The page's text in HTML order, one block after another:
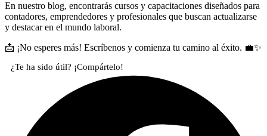
En nuestro blog, encontrarás cursos y capacitaciones diseñados para
contadores, emprendedores y profesionales que buscan actualizarse
y destacar en el mundo laboral.
📩 ¡No esperes más! Escríbenos y comienza tu camino al éxito. 💼✨
¿Te ha sido útil? ¡Compártelo!